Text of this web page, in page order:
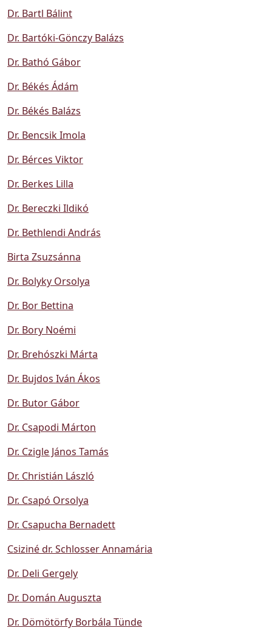
Dr. Bartl Bálint
Dr. Bartóki-Gönczy Balázs
Dr. Bathó Gábor
Dr. Békés Ádám
Dr. Békés Balázs
Dr. Bencsik Imola
Dr. Bérces Viktor
Dr. Berkes Lilla
Dr. Bereczki Ildikó
Dr. Bethlendi András
Birta Zsuzsánna
Dr. Bolyky Orsolya
Dr. Bor Bettina
Dr. Bory Noémi
Dr. Brehószki Márta
Dr. Bujdos Iván Ákos
Dr. Butor Gábor
Dr. Csapodi Márton
Dr. Czigle János Tamás
Dr. Christián László
Dr. Csapó Orsolya
Dr. Csapucha Bernadett
Csiziné dr. Schlosser Annamária
Dr. Deli Gergely
Dr. Domán Auguszta
Dr. Dömötörfy Borbála Tünde